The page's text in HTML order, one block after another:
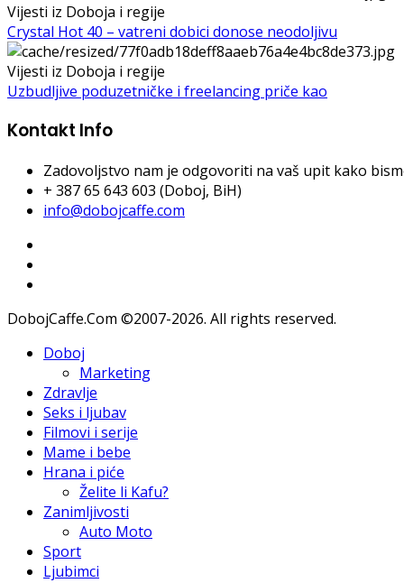
Vijesti iz Doboja i regije
Crystal Hot 40 – vatreni dobici donose neodoljivu
Vijesti iz Doboja i regije
Uzbudljive poduzetničke i freelancing priče kao
Kontakt Info
Zadovoljstvo nam je odgovoriti na vaš upit kako
+ 387 65 643 603 (Doboj, BiH)
info@dobojcaffe.com
DobojCaffe.Com ©2007-2026. All rights reserved.
Doboj
Marketing
Zdravlje
Seks i ljubav
Filmovi i serije
Mame i bebe
Hrana i piće
Želite li Kafu?
Zanimljivosti
Auto Moto
Sport
Ljubimci